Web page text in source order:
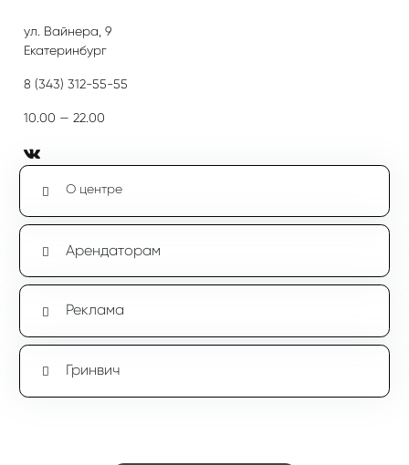
ул. Вайнера, 9
Екатеринбург
8 (343) 312-55-55
10.00 — 22.00
О центре
Арендаторам
Реклама
Гринвич